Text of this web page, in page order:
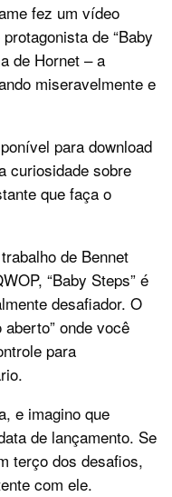
fez um vídeo
de “Baby
de Hornet – a
miseravelmente e
para download
curiosidade sobre
que faça o
de Bennet
“Baby Steps” é
desafiador. O
onde você
para
e imagino que
de lançamento. Se
terço dos desafios,
com ele.